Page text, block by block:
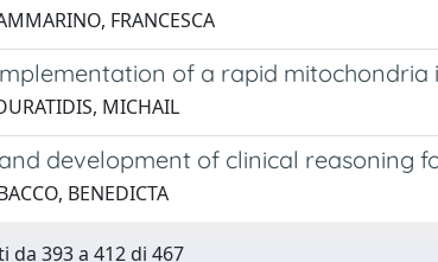
FRANCESCA
of a rapid
MICHAIL
development of clinical reasoning
BENEDICTA
393 a 412 di 467